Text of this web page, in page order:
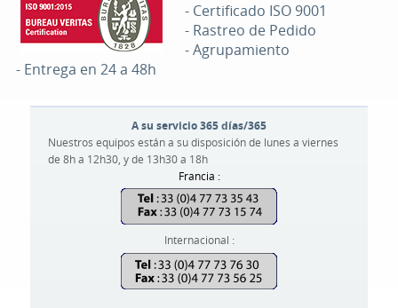
- Certificado ISO 9001
- Rastreo de Pedido
- Agrupamiento
- Entrega en 24 a 48h
A su servicio 365 días/365
Nuestros equipos están a su disposición de lunes a viernes
de 8h a 12h30, y de 13h30 a 18h
Francia :
Internacional :